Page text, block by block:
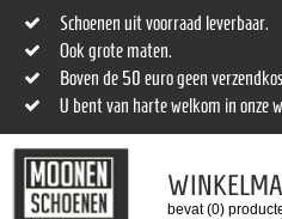
Schoenen uit voorraad leverbaar.
Ook grote maten.
Boven de 50 euro geen
U bent van harte welkom in onze
bevat (0)